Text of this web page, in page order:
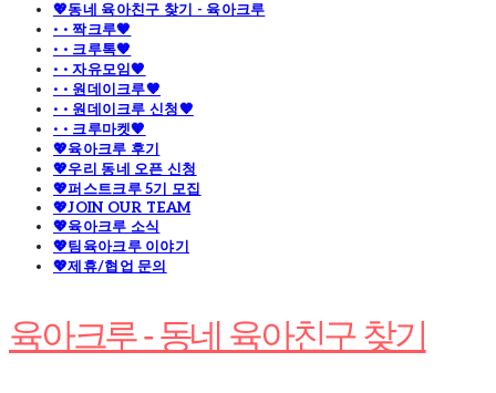
💖동네 육아친구 찾기 - 육아크루
· · 짝크루🧡
· · 크루톡🧡
· · 자유모임🧡
· · 원데이크루🧡
· · 원데이크루 신청🧡
· · 크루마켓🧡
💖육아크루 후기
💖우리 동네 오픈 신청
💖퍼스트크루 5기 모집
💖JOIN OUR TEAM
💖육아크루 소식
💖팀육아크루 이야기
💖제휴/협업 문의
육아크루 - 동네 육아친구 찾기